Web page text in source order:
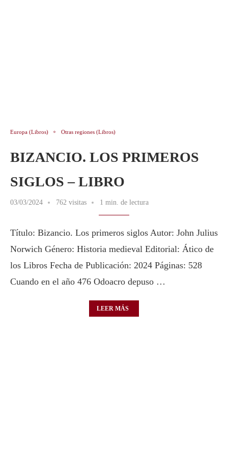
Europa (Libros) Otras regiones (Libros)
BIZANCIO. LOS PRIMEROS
SIGLOS – LIBRO
03/03/2024 762 visitas 1 min. de lectura
Título: Bizancio. Los primeros siglos Autor: John Julius
Norwich Género: Historia medieval Editorial: Ático de
los Libros Fecha de Publicación: 2024 Páginas: 528
Cuando en el año 476 Odoacro depuso …
LEER MÁS